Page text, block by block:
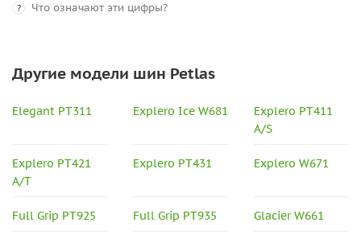
? Что означают эти цифры?
Другие модели шин Petlas
Elegant PT311 Explero Ice W681
Explero PT411
A/S
Explero PT421
A/T
Explero PT431 Explero W671
Full Grip PT925 Full Grip PT935 Glacier W661